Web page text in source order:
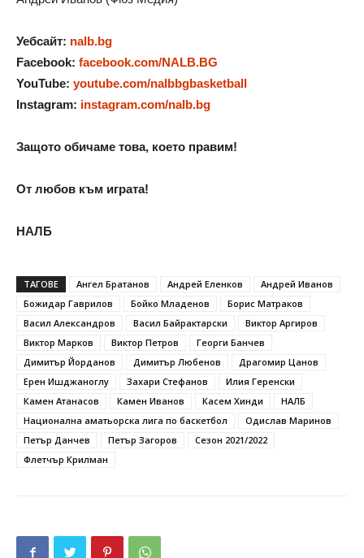
Уебсайт: nalb.bg
Facebook: facebook.com/NALB.BG
YouTube: youtube.com/nalbbgbasketball
Instagram: instagram.com/nalb.bg
Защото обичаме това, което правим!
От любов към играта!
НАЛБ
ТАГОВЕ Ангел Братанов Андрей Еленков
Андрей Иванов
Божидар Гаврилов
Бойко Младенов
Борис Матраков
Васил Александров
Васил Байрактарски
Виктор Аргиров
Виктор Марков
Виктор Петров
Георги Банчев
Димитър Йорданов
Димитър Любенов
Драгомир Цанов
Ерен Ишджаноглу
Захари Стефанов
Илия Геренски
Камен Атанасов
Камен Иванов Касем Хинди
НАЛБ
Национална аматьорска лига по баскетбол
Одислав Маринов
Петър Данчев
Петър Загоров
Сезон 2021/2022
Флетчър Крилман